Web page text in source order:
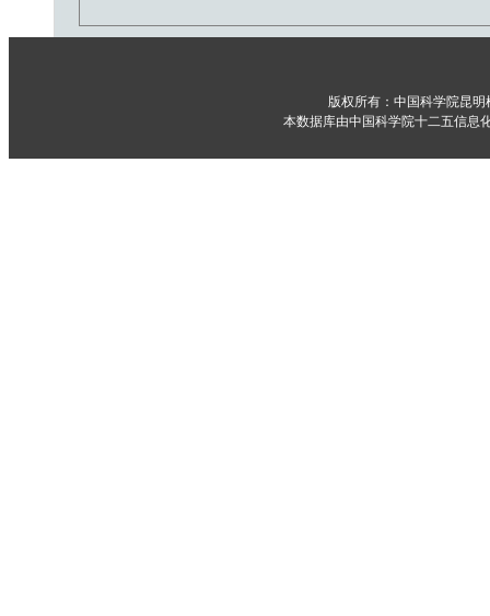
版权所有：中国科学院昆
本数据库由中国科学院十二五信息